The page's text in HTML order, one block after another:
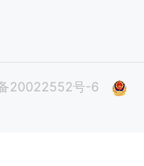
20022552号-6